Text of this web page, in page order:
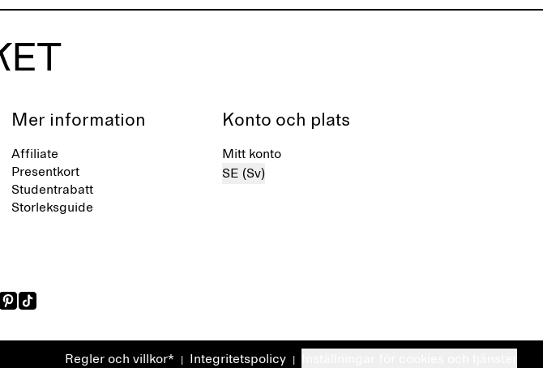
Mer information
Affiliate
Presentkort
Studentrabatt
Storleksguide
Konto och plats
Mitt konto
SE (Sv)
Regler och villkor* Integritetspolicy